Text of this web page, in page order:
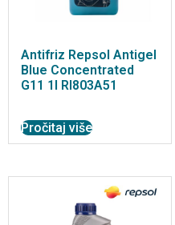
Antifriz Repsol Antigel
Blue Concentrated
G11 1l RI803A51
Pročitaj više